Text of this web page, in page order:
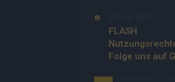
FLASH
Folge uns auf